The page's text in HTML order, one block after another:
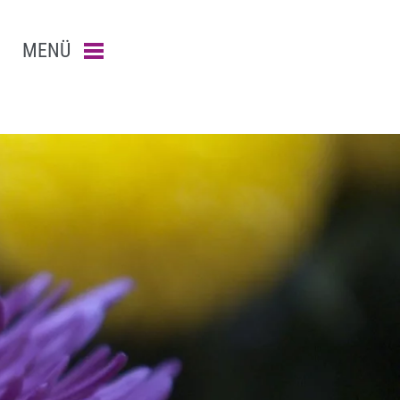
abschicken
MENÜ Menü schließen